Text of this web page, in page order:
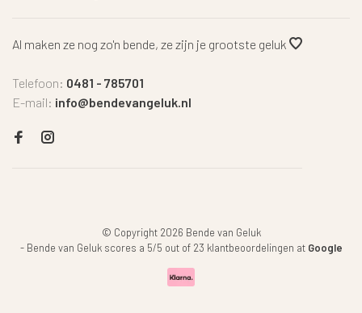
Al maken ze nog zo'n bende, ze zijn je grootste geluk
Telefoon: 0481 - 785701
E-mail: info@bendevangeluk.nl
© Copyright 2026 Bende van Geluk
- Bende van Geluk scores a 5/5 out of 23 klantbeoordelingen at Google